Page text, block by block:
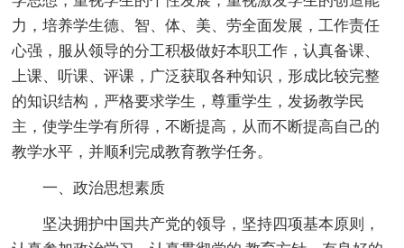
力，培养学生德、智、体、美、劳全面发展，工作责任
心强，服从领导的分工积极做好本职工作，认真备课、
上课、听课、评课，广泛获取各种知识，形成比较完整
的知识结构，严格要求学生，尊重学生，发扬教学民
主，使学生学有所得，不断提高，从而不断提高自己的
教学水平，并顺利完成教育教学任务。
一、政治思想素质
坚决拥护中国共产党的领导，坚持四项基本原则，